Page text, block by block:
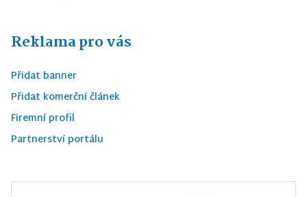
Reklama pro vás
Přidat banner
Přidat komerční článek
Firemní profil
Partnerství portálu